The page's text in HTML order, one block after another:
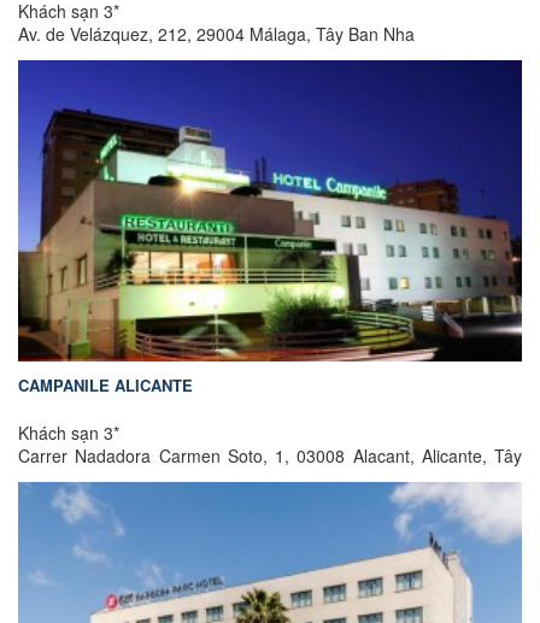
Khách sạn 3*
Av. de Velázquez, 212, 29004 Málaga, Tây Ban Nha
CAMPANILE ALICANTE
Khách sạn 3*
Carrer Nadadora Carmen Soto, 1, 03008 Alacant, Alicante, Tây
Ban Nha